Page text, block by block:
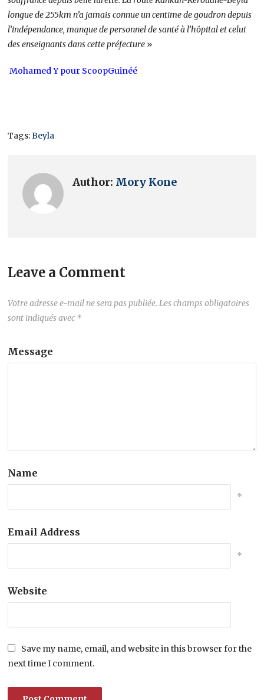
longue de 255km n’a jamais connue un centime de goudron depuis
l’indépendance, manque de personnel de santé à l’hôpital et celui
des enseignants dans cette préfecture »
Mohamed Y pour ScoopGuinéé
Tags:Beyla
Author: Mory Kone
Leave a Comment
Votre adresse e-mail ne sera pas publiée. Les champs obligatoires
sont indiqués avec *
Message
Name
*
Email Address
*
Website
Save my name, email, and website in this browser for the
next time I comment.